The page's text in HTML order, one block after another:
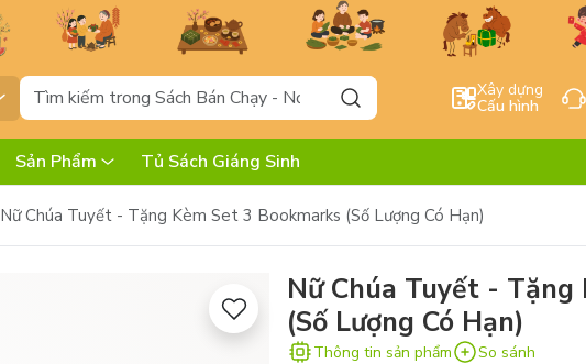
Xây dựng
Cấu hình
Sản Phẩm Tủ Sách Giáng Sinh
Nữ Chúa Tuyết - Tặng Kèm Set 3 Bookmarks (Số Lượng Có Hạn)
Nữ Chúa Tuyết -
(Số Lượng Có Hạn)
Thông tin sản phẩm So sánh